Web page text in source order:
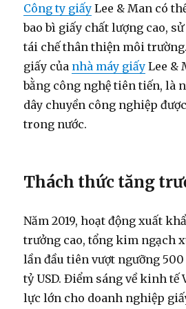
Công ty giấy Lee & Man có
bao bì giấy chất lượng cao,
tái chế thân thiện môi
giấy của nhà máy giấy Lee &
bằng công nghệ tiên tiến, là
dây chuyền công nghiệp
trong nước.
Thách thức tăng
Năm 2019, hoạt động xuất
trưởng cao, tổng kim ngạch
lần đầu tiên vượt ngưỡng 500
tỷ USD. Điểm sáng về kinh tế
lực lớn cho doanh nghiệp